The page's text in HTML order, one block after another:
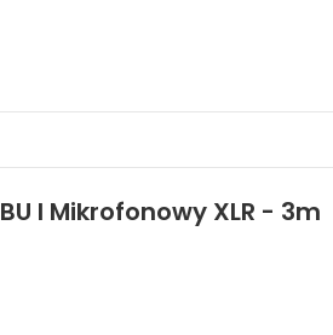
I Mikrofonowy XLR - 3m